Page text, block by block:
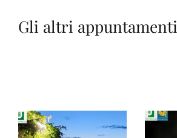
Gli altri appuntamenti